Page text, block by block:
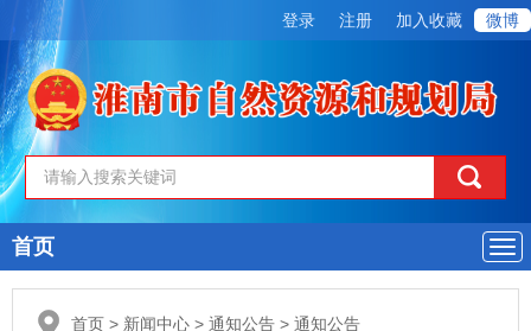
登录 注册 加入收藏 微博
导
航
首页
首页 > 新闻中心 > 通知公告 > 通知公告